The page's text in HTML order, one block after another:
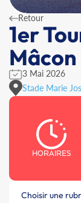
Retour
1er
Mâcon
3 Mai 2026
Stade Marie
HORAIRES
Choisir une